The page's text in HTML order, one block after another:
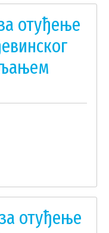
отуђење
отуђење